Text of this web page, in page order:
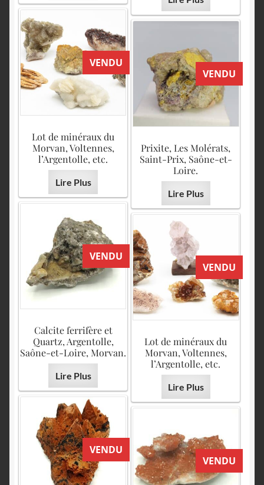
VENDU
Lot de minéraux du
Morvan, Voltennes,
l’Argentolle, etc.
Lire Plus
VENDU
Prixite, Les Molérats,
Saint-Prix, Saône-et-
Loire.
Lire Plus
VENDU
Calcite ferrifère et
Quartz, Argentolle,
Saône-et-Loire, Morvan.
Lire Plus
VENDU
Lot de minéraux du
Morvan, Voltennes,
l’Argentolle, etc.
Lire Plus
VENDU
VENDU